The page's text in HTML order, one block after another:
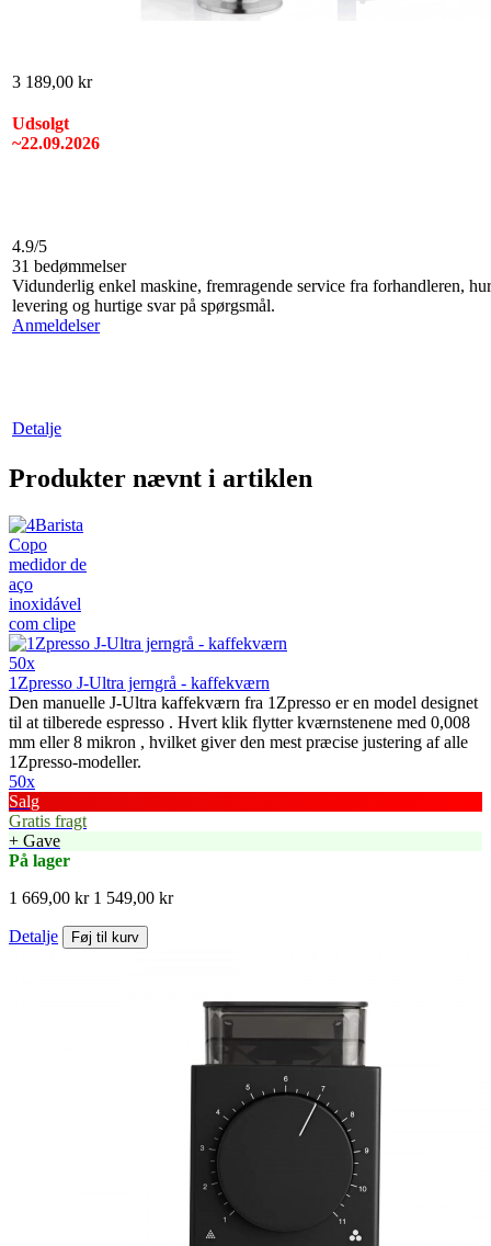
3 189,00 kr
Udsolgt
~22.09.2026
4.9/5
31 bedømmelser
Vidunderlig enkel maskine, fremragende service fra forhandleren,
levering og hurtige svar på spørgsmål.
Anmeldelser
Detalje
Produkter nævnt i artiklen
50x
1Zpresso J-Ultra jerngrå - kaffekværn
Den manuelle J-Ultra kaffekværn fra 1Zpresso er en model designet
til at tilberede espresso . Hvert klik flytter kværnstenene med 0,008
mm eller 8 mikron , hvilket giver den mest præcise justering af alle
1Zpresso-modeller.
50x
Salg
Gratis fragt
+ Gave
På lager
1 669,00 kr 1 549,00 kr
Detalje Føj til kurv